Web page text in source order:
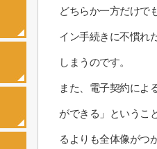
どちらか一方だけで
イン手続きに不慣れ
しまうのです。
また、電子契約によ
ができる」というこ
るよりも全体像がつ